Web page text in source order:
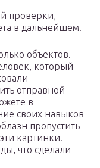
проверки,
в дальнейшем.
объектов.
который
отправной
в
своих навыков
пропустить
картинки!
что сделали